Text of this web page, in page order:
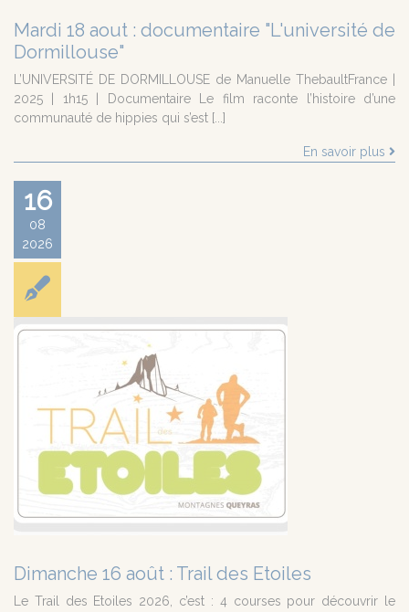
Mardi 18 aout : documentaire "L'université de
Dormillouse"
L’UNIVERSITÉ DE DORMILLOUSE de Manuelle ThebaultFrance |
2025 | 1h15 | Documentaire Le film raconte l’histoire d’une
communauté de hippies qui s’est [...]
En savoir plus
16
08
2026
Dimanche 16 août : Trail des Etoiles
Le Trail des Etoiles 2026, c’est : 4 courses pour découvrir le